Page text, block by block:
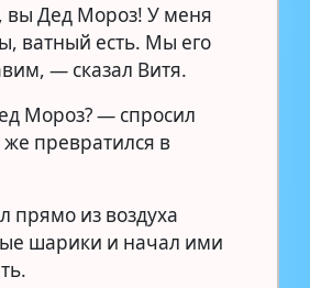
Дед Мороз! У меня
ватный есть. Мы его
— сказал Витя.
Мороз? — спросил
же превратился в
прямо из воздуха
шарики и начал ими